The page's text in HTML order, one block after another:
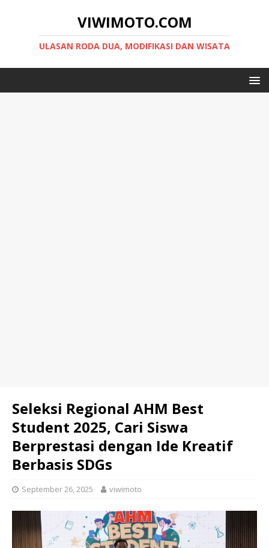
VIWIMOTO.COM
ULASAN RODA DUA, MODIFIKASI DAN WISATA
Seleksi Regional AHM Best
Student 2025, Cari Siswa
Berprestasi dengan Ide Kreatif
Berbasis SDGs
September 26, 2025 viwimoto